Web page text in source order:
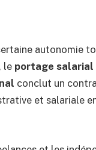
autonomie
le portage salarial
conclut un
et salariale